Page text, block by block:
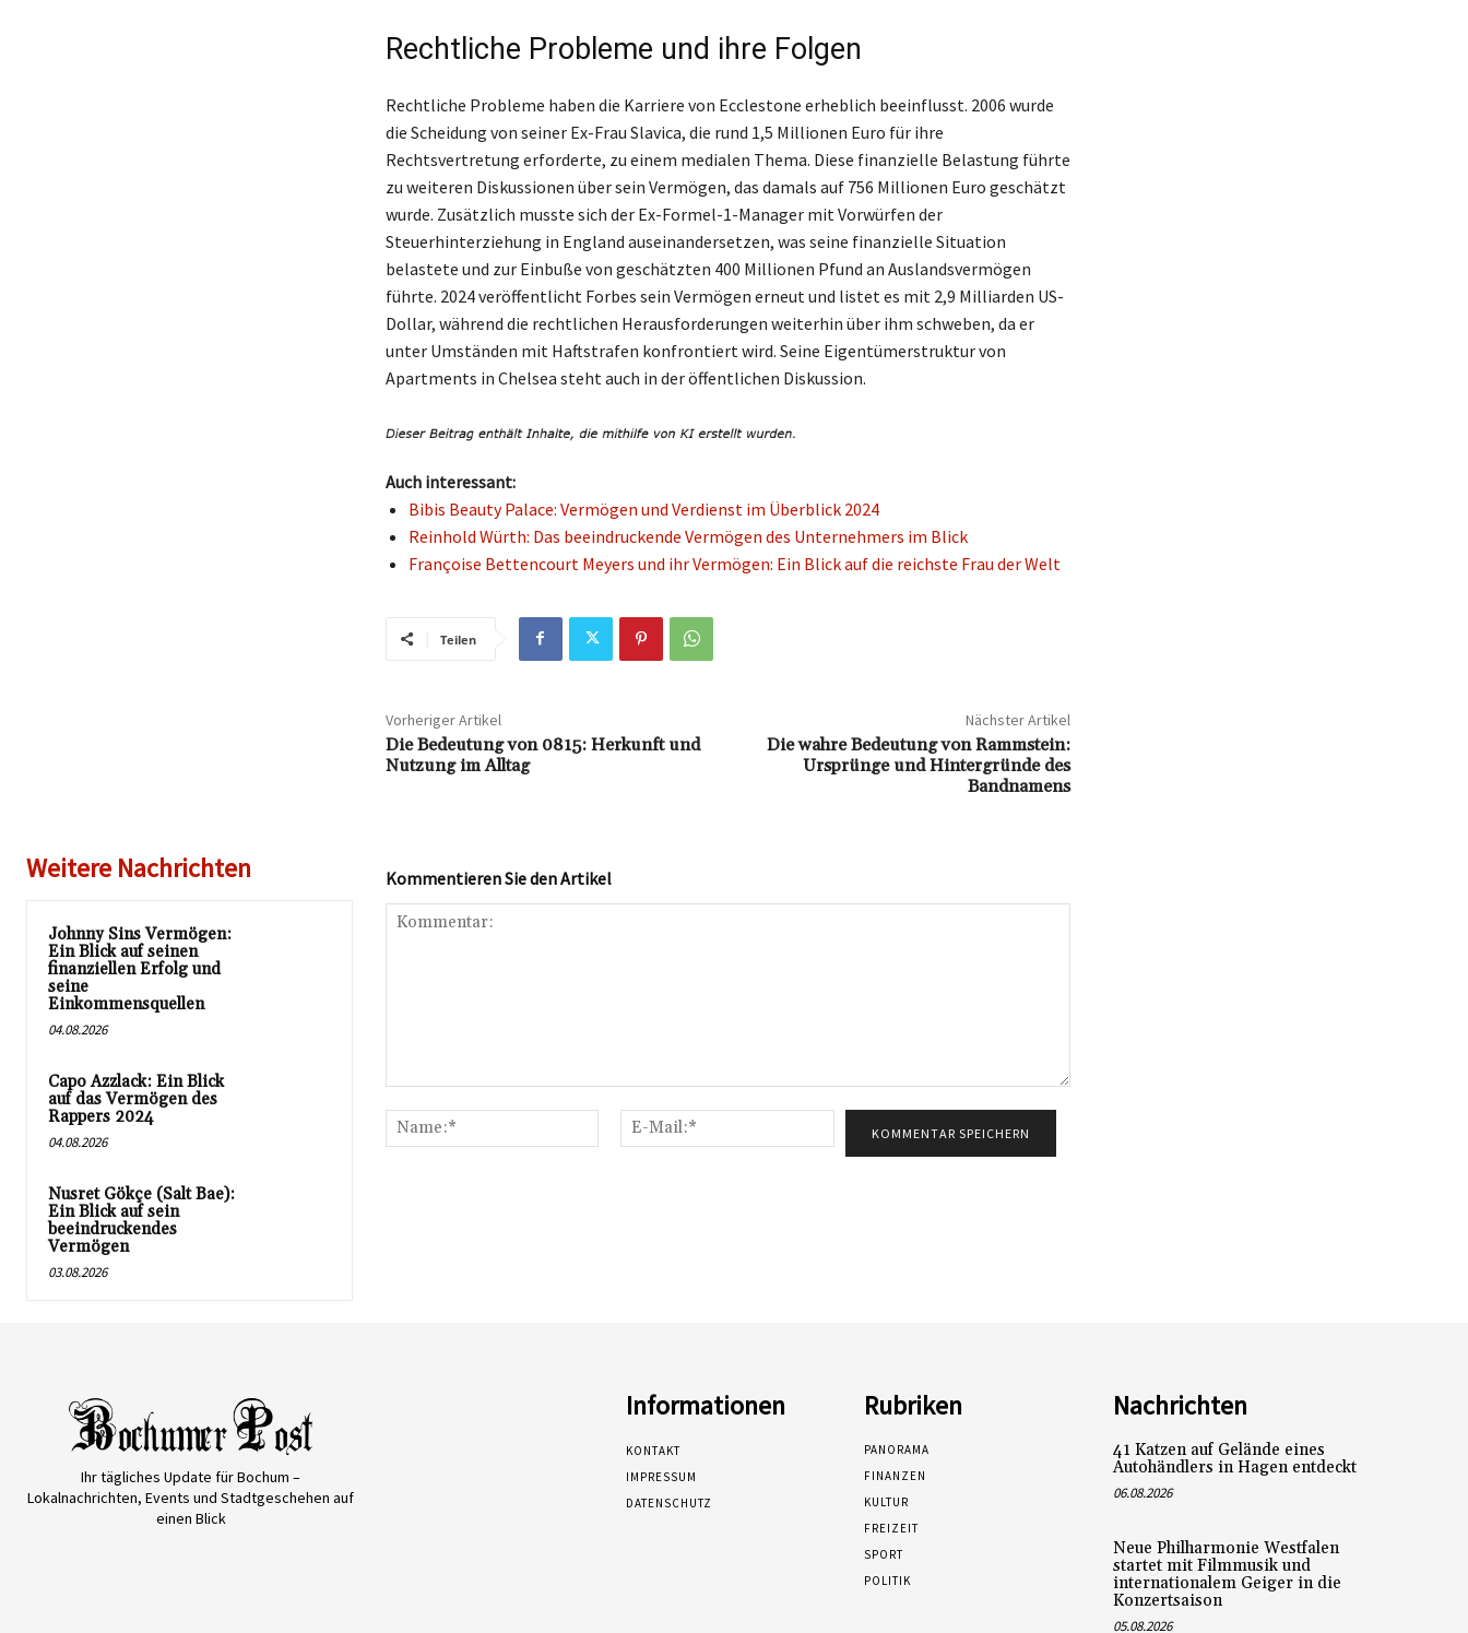
Rechtliche Probleme und ihre Folgen
Rechtliche Probleme haben die Karriere von Ecclestone erheblich beeinflusst. 2006 wurde
die Scheidung von seiner Ex-Frau Slavica, die rund 1,5 Millionen Euro für ihre
Rechtsvertretung erforderte, zu einem medialen Thema. Diese finanzielle Belastung führte
zu weiteren Diskussionen über sein Vermögen, das damals auf 756 Millionen Euro geschätzt
wurde. Zusätzlich musste sich der Ex-Formel-1-Manager mit Vorwürfen der
Steuerhinterziehung in England auseinandersetzen, was seine finanzielle Situation
belastete und zur Einbuße von geschätzten 400 Millionen Pfund an Auslandsvermögen
führte. 2024 veröffentlicht Forbes sein Vermögen erneut und listet es mit 2,9 Milliarden US-
Dollar, während die rechtlichen Herausforderungen weiterhin über ihm schweben, da er
unter Umständen mit Haftstrafen konfrontiert wird. Seine Eigentümerstruktur von
Apartments in Chelsea steht auch in der öffentlichen Diskussion.
Auch interessant:
Bibis Beauty Palace: Vermögen und Verdienst im Überblick 2024
Reinhold Würth: Das beeindruckende Vermögen des Unternehmers im Blick
Françoise Bettencourt Meyers und ihr Vermögen: Ein Blick auf die reichste Frau der Welt
Teilen
Vorheriger Artikel
Die Bedeutung von 0815: Herkunft und
Nutzung im Alltag
Nächster Artikel
Die wahre Bedeutung von Rammstein:
Ursprünge und Hintergründe des
Bandnamens
Weitere Nachrichten
Johnny Sins Vermögen:
Ein Blick auf seinen
finanziellen Erfolg und
seine
Einkommensquellen
04.08.2026
Capo Azzlack: Ein Blick
auf das Vermögen des
Rappers 2024
04.08.2026
Nusret Gökçe (Salt Bae):
Ein Blick auf sein
beeindruckendes
Vermögen
03.08.2026
Kommentieren Sie den Artikel
Name:*
Mail:*
Ihr tägliches Update für Bochum –
Lokalnachrichten, Events und Stadtgeschehen auf
einen Blick
Informationen
KONTAKT
IMPRESSUM
DATENSCHUTZ
Rubriken
PANORAMA
FINANZEN
KULTUR
FREIZEIT
SPORT
POLITIK
Nachrichten
41 Katzen auf Gelände eines
Autohändlers in Hagen entdeckt
06.08.2026
Neue Philharmonie Westfalen
startet mit Filmmusik und
internationalem Geiger in die
Konzertsaison
05.08.2026